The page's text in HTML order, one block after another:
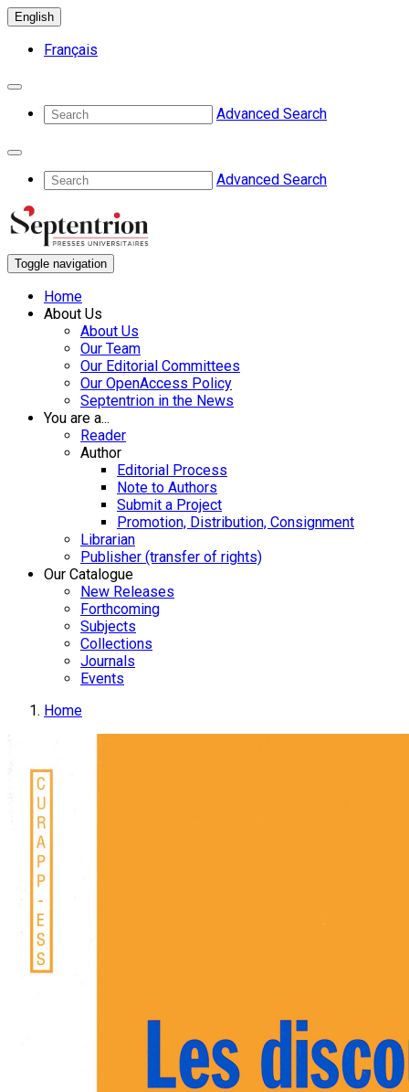
English
Français
Advanced Search
Advanced Search
Toggle navigation
Home
About Us
About Us
Our Team
Our Editorial Committees
Our OpenAccess Policy
Septentrion in the News
You are a...
Reader
Author
Editorial Process
Note to Authors
Submit a Project
Promotion, Distribution, Consignment
Librarian
Publisher (transfer of rights)
Our Catalogue
New Releases
Forthcoming
Subjects
Collections
Journals
Events
Home